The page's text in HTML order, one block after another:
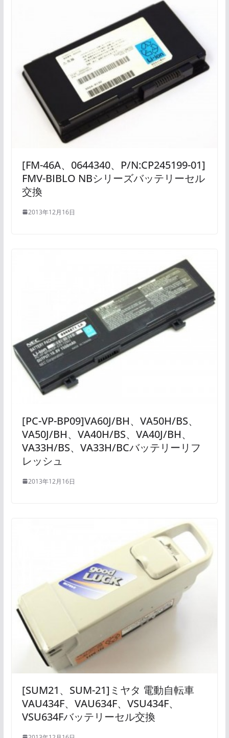
[FM-46A、0644340、P/N:CP245199-01]
FMV-BIBLO NBシリーズバッテリーセル
交換
2013年12月16日
[PC-VP-BP09]VA60J/BH、VA50H/BS、
VA50J/BH、VA40H/BS、VA40J/BH、
VA33H/BS、VA33H/BCバッテリーリフ
レッシュ
2013年12月16日
[SUM21、SUM-21]ミヤタ 電動自転車
VAU434F、VAU634F、VSU434F、
VSU634Fバッテリーセル交換